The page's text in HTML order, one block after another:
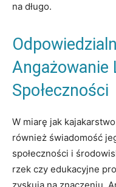
na długo.
Angażowanie
Społeczności
W miarę jak
również świadomość
społeczności i
rzek czy edukacyjne